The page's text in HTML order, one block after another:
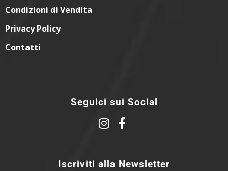
Condizioni di Vendita
Privacy Policy
Contatti
Seguici sui Social
Iscriviti alla Newsletter